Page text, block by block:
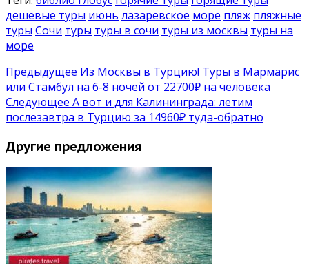
дешевые туры июнь лазаревское море пляж пляжные
туры Сочи туры туры в сочи туры из москвы туры на
море
Предыдущее Из Москвы в Турцию! Туры в Мармарис
или Стамбул на 6-8 ночей от 22700₽ на человека
Следующее А вот и для Калининграда: летим
послезавтра в Турцию за 14960₽ туда-обратно
Другие предложения